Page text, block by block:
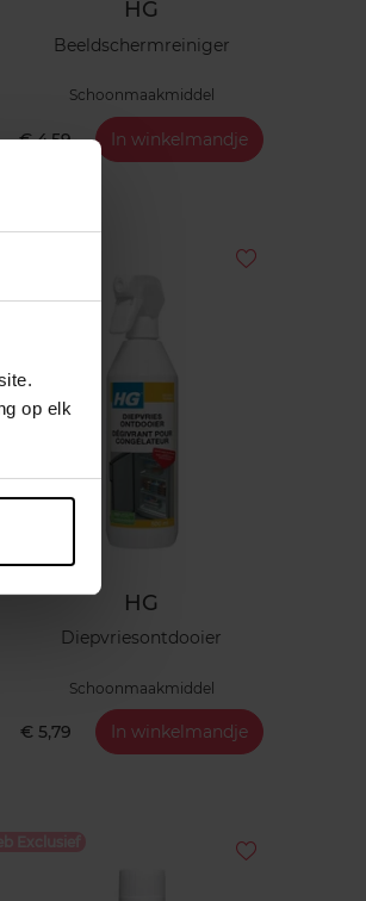
op elk
HG
Beeldschermreiniger
Schoonmaakmiddel
€ 4,59 In winkelmandje
HG
Diepvriesontdooier
Schoonmaakmiddel
€ 5,79 In winkelmandje